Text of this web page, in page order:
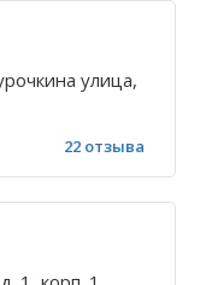
улица,
22 отзыва